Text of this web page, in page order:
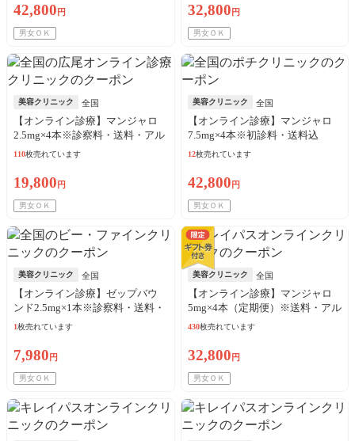
42,800 円
男女ＯＫ
32,800 円
男女ＯＫ
美容クリニック 全国
【オンライン診療】マンジャロ
2.5mg×4本※診察料・送料・アル
コール綿込
110枚売れています
19,800 円
男女ＯＫ
美容クリニック 全国
【オンライン診療】マンジャロ
7.5mg×4本※初診料・送料込
12枚売れています
42,800 円
男女ＯＫ
美容クリニック 全国
【オンライン診療】ゼップバウ
ンド2.5mg×1本※診察料・送料・
アルコール綿込／リピート可
1枚売れています
7,980 円
男女ＯＫ
美容クリニック 全国
【オンライン診療】マンジャロ
5mg×4本（定期便）※送料・アル
コール綿・診察料込
430枚売れています
32,800 円
男女ＯＫ